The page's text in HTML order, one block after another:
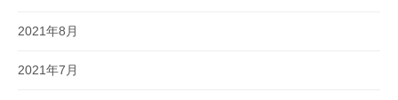
2021年8月
2021年7月